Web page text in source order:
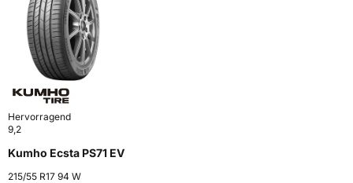
Hervorragend
9,2
Kumho Ecsta PS71 EV
215/55 R17 94 W